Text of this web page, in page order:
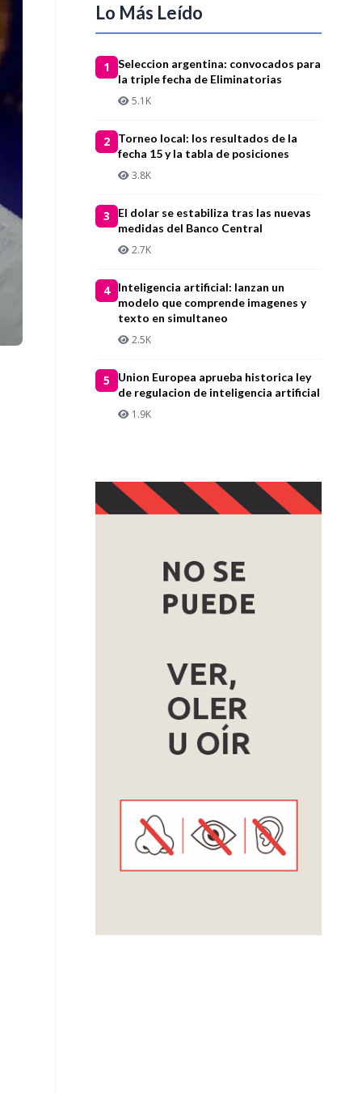
Lo Más Leído
1
Seleccion argentina: convocados para
la triple fecha de Eliminatorias
5.1K
2
Torneo local: los resultados de la
fecha 15 y la tabla de posiciones
3.8K
3
El dolar se estabiliza tras las nuevas
medidas del Banco Central
2.7K
4
Inteligencia artificial: lanzan un
modelo que comprende imagenes y
texto en simultaneo
2.5K
5
Union Europea aprueba historica ley
de regulacion de inteligencia artificial
1.9K